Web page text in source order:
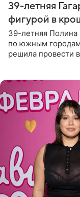
39-летняя
фигурой в
39-летняя Полина
по южным
решила провести